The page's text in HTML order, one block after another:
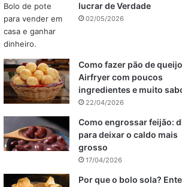
lucrar de Verdade
02/05/2026
Como fazer pão de
Airfryer com poucos
ingredientes e muito
22/04/2026
Como engrossar feijão:
para deixar o caldo mais
grosso
17/04/2026
Por que o bolo sola?